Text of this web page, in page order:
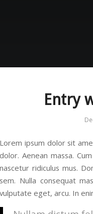
Entry
Lorem ipsum dolor sit
dolor. Aenean massa.
nascetur ridiculus mus.
sem. Nulla consequat
vulputate eget, arcu. In